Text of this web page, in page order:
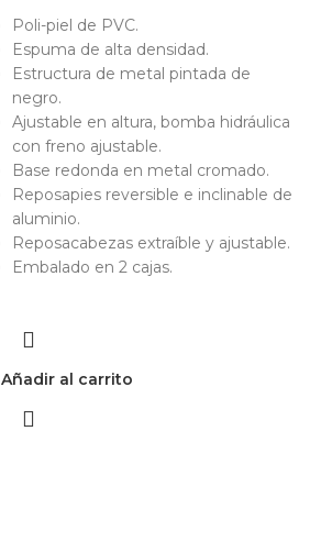
Poli-piel de PVC.
Espuma de alta densidad.
Estructura de metal pintada de
negro.
Ajustable en altura, bomba hidráulica
con freno ajustable.
Base redonda en metal cromado.
Reposapies reversible e inclinable de
aluminio.
Reposacabezas extraíble y ajustable.
Embalado en 2 cajas.
Añadir al carrito